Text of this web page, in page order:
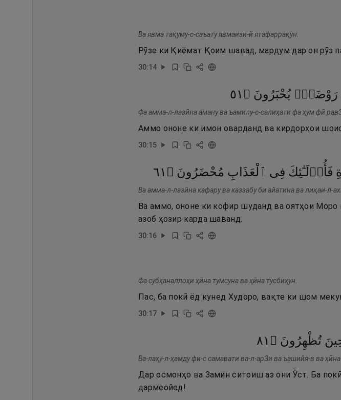
Ва явма тақуму-с-саъату явмаизи-й ятафаррақун.
Рӯзе ки Қиёмат Қоим шавад, мардум дар он рӯз
30:14
رَوْضَةٍۢ يُحْبَرُونَ ۝ ١٥
Фа амма-л-лазӣна аману ва ъамилу-с-салиҳати фа ҳум фӣ
Аммо ононе ки имон оварданд ва кирдорҳои
30:15
فَأُو۟لَـٰٓئِكَ فِى ٱلْعَذَابِ مُحْضَرُونَ ۝ ١٦
Ва амма-л-лазӣна кафару ва каззабу би айатина ва лиқаи-л-
Ва аммо, ононе ки кофир шуданд ва оятҳои Моро
азоб ҳозир карда шаванд.
30:16
Фа субҳаналлоҳи ҳӣна тумсуна ва ҳӣна тусбиҳун.
Пас, ба покӣ ёд кунед Худоро, вақте ки шом
30:17
تُظْهِرُونَ ۝ ١٨
Ва-лаҳу-л-ҳамду фи-с самавати ва-л-арЗи ва ъашийя-в ва ҳӣна
Дар осмонҳо ва Замин ситоиш аз они Ӯст. Ба
дармеойед!